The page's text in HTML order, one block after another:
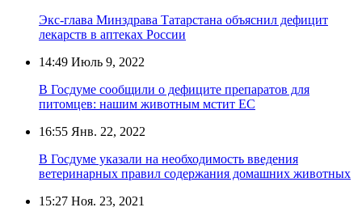
Экс-глава Минздрава Татарстана объяснил дефицит
лекарств в аптеках России
14:49 Июль 9, 2022
В Госдуме сообщили о дефиците препаратов для
питомцев: нашим животным мстит ЕС
16:55 Янв. 22, 2022
В Госдуме указали на необходимость введения
ветеринарных правил содержания домашних животных
15:27 Ноя. 23, 2021